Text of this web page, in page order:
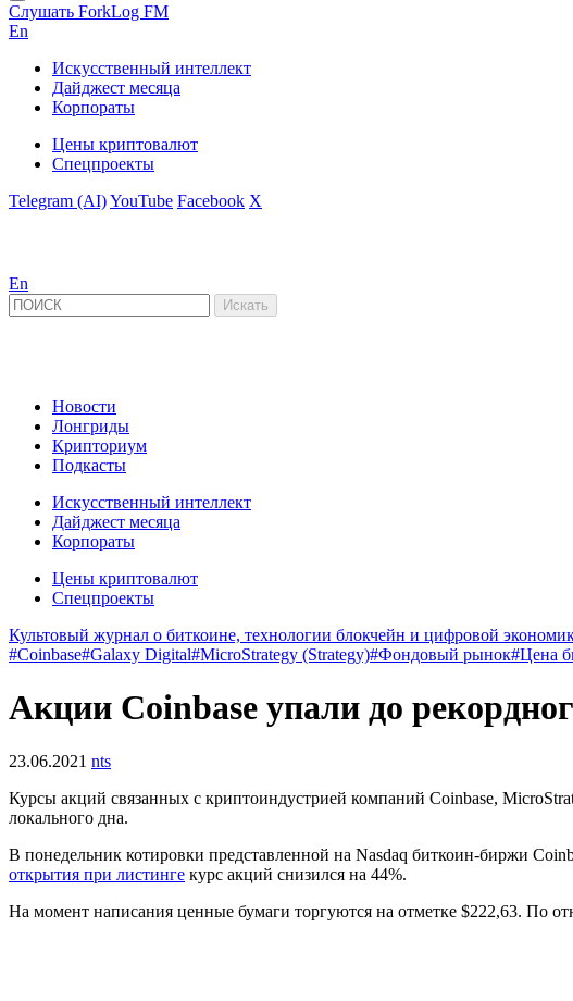
Слушать ForkLog FM
En
Искусственный интеллект
Дайджест месяца
Корпораты
Цены криптовалют
Спецпроекты
Telegram (AI)YouTube Facebook X
En
Новости
Лонгриды
Крипториум
Подкасты
Искусственный интеллект
Дайджест месяца
Корпораты
Цены криптовалют
Спецпроекты
Культовый журнал о биткоине, технологии блокчейн и цифровой
#Coinbase#Galaxy Digital#MicroStrategy (Strategy)#Фондовый рынок#Цена
Акции Coinbase упали до
23.06.2021 nts
Курсы акций связанных с криптоиндустрией компаний Coinbase,
локального дна.
В понедельник котировки представленной на Nasdaq биткоин-биржи
открытия при листинге курс акций снизился на 44%.
На момент написания ценные бумаги торгуются на отметке $222,63. По